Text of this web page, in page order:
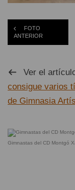
FOTO
ANTERIOR
Ver el
consigue varios
de Gimnasia
Gimnastas del CD Montgó